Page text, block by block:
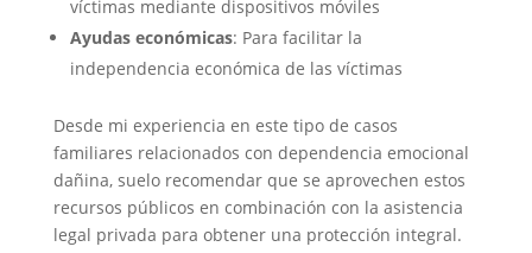
víctimas mediante dispositivos móviles
Ayudas económicas: Para facilitar la
independencia económica de las víctimas
Desde mi experiencia en este tipo de casos
familiares relacionados con dependencia emocional
dañina, suelo recomendar que se aprovechen estos
recursos públicos en combinación con la asistencia
legal privada para obtener una protección integral.